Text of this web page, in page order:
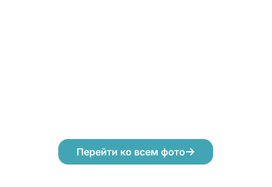
Перейти ко всем фото